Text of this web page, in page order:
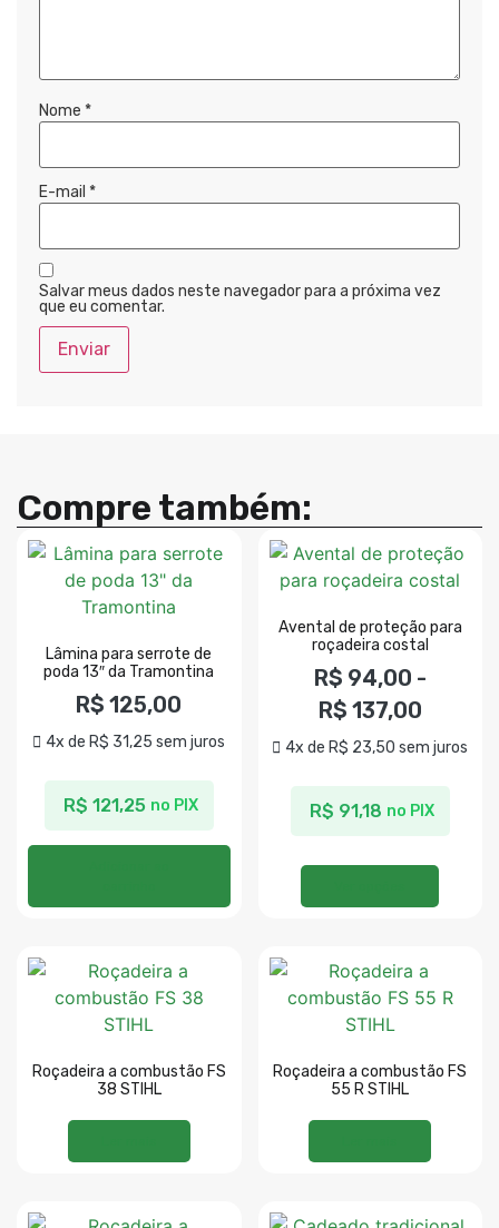
Nome *
E-mail *
Salvar meus dados neste navegador para a próxima vez
que eu comentar.
Compre também:
Lâmina para serrote de
poda 13″ da Tramontina
R$ 125,00
4x deR$ 31,25 sem juros
R$ 121,25 no PIX
Avental de proteção para
roçadeira costal
R$ 94,00 -
R$ 137,00
4x deR$ 23,50 sem juros
R$ 91,18 no PIX
Roçadeira a combustão FS
38 STIHL
Roçadeira a combustão FS
55 R STIHL